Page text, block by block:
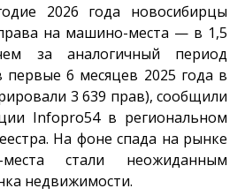
2026 года новосибирцы
на машино-места — в 1,5
за аналогичный период
первые 6 месяцев 2025 года в
3 639 прав), сообщили
Infopro54в региональном
На фоне спада на рынке
стали неожиданным
недвижимости.